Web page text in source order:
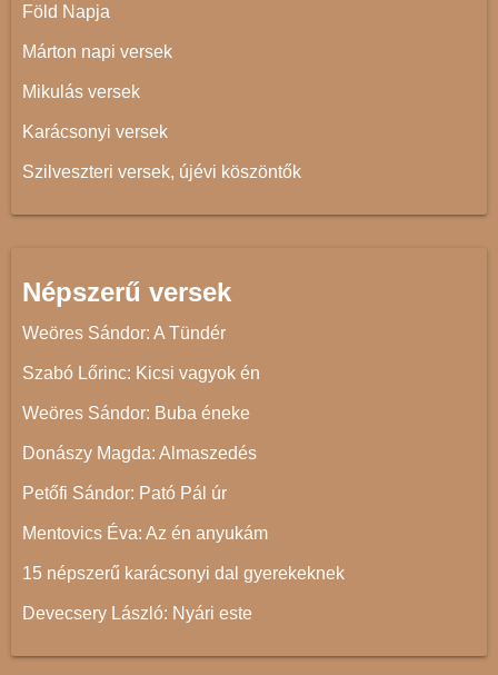
Föld Napja
Márton napi versek
Mikulás versek
Karácsonyi versek
Szilveszteri versek, újévi köszöntők
Népszerű versek
Weöres Sándor: A Tündér
Szabó Lőrinc: Kicsi vagyok én
Weöres Sándor: Buba éneke
Donászy Magda: Almaszedés
Petőfi Sándor: Pató Pál úr
Mentovics Éva: Az én anyukám
15 népszerű karácsonyi dal gyerekeknek
Devecsery László: Nyári este